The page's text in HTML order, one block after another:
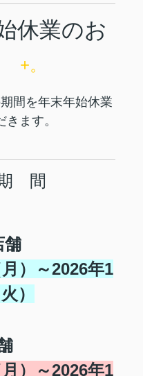
休業のお
+。
間を年末年始休業
きます。
間
舗
）～2026年1
）
）～2026年1